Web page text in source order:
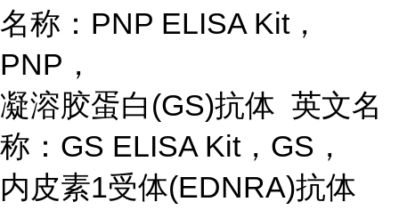
名称：PNP ELISA Kit，
PNP，
凝溶胶蛋白 (GS)抗体 英文名
称：GS ELISA Kit，GS，
内皮素1受体(EDNRA)抗体